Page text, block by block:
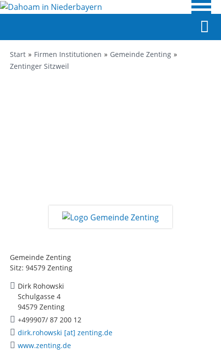
Start Firmen Institutionen
Gemeinde Zenting
Zentinger Sitzweil
Gemeinde Zenting
Sitz: 94579 Zenting
Dirk Rohowski
Schulgasse 4
94579 Zenting
+499907/ 87 200 12
dirk.rohowski [at] zenting.de
www.zenting.de